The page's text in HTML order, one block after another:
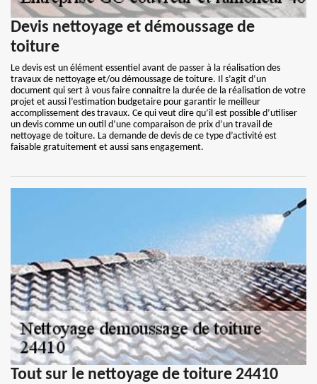
Devis nettoyage et démoussage de
toiture
Le devis est un élément essentiel avant de passer à la réalisation des
travaux de nettoyage et/ou démoussage de toiture. Il s’agit d’un
document qui sert à vous faire connaitre la durée de la réalisation de votre
projet et aussi l’estimation budgetaire pour garantir le meilleur
accomplissement des travaux. Ce qui veut dire qu’il est possible d’utiliser
un devis comme un outil d’une comparaison de prix d’un travail de
nettoyage de toiture. La demande de devis de ce type d’activité est
faisable gratuitement et aussi sans engagement.
Tout sur le nettoyage de toiture 24410